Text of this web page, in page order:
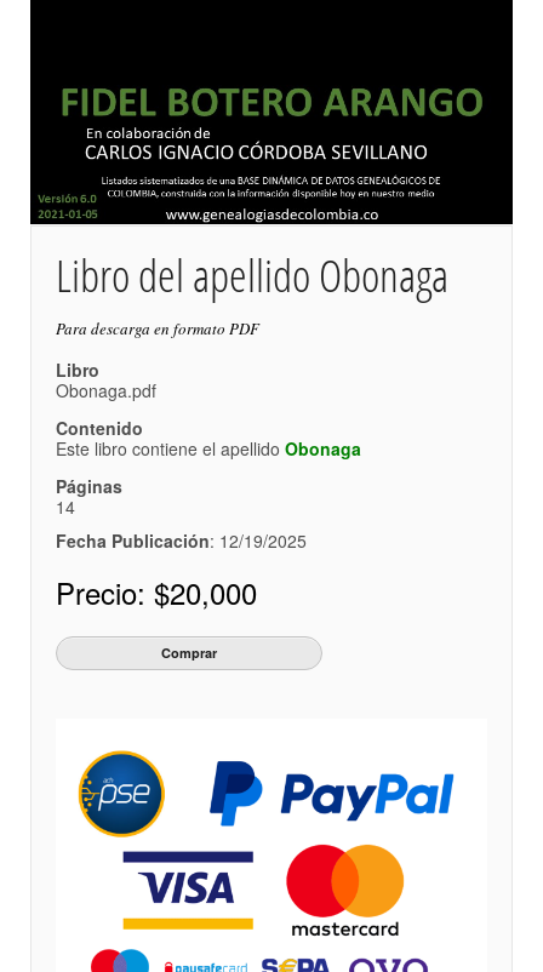
Libro del apellido Obonaga
Para descarga en formato PDF
Libro
Obonaga.pdf
Contenido
Este libro contiene el apellido Obonaga
Páginas
14
Fecha Publicación: 12/19/2025
Precio: $20,000